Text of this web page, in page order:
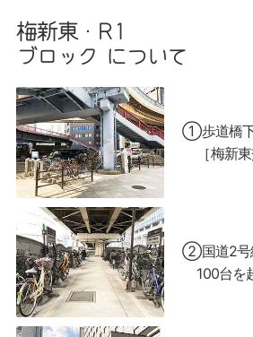
梅新東・R1
ブロック について
①歩道橋
［梅新
②国道2号
100台を